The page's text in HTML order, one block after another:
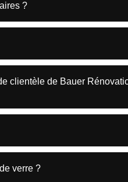
?
clientèle de Bauer
verre ?